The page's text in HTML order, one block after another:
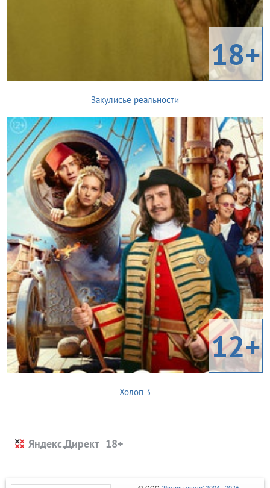
18+
Закулисье реальности
12+
Холоп 3
Яндекс.Директ